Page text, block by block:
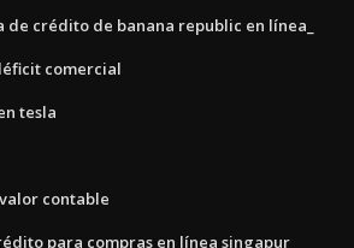
crédito de banana republic en línea_
comercial
tesla
contable
para compras en línea singapur